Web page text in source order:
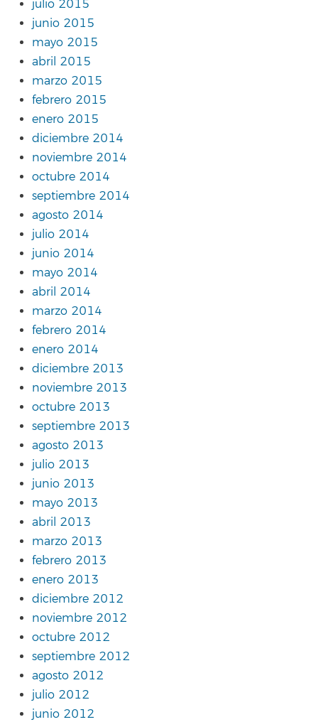
julio 2015
junio 2015
mayo 2015
abril 2015
marzo 2015
febrero 2015
enero 2015
diciembre 2014
noviembre 2014
octubre 2014
septiembre 2014
agosto 2014
julio 2014
junio 2014
mayo 2014
abril 2014
marzo 2014
febrero 2014
enero 2014
diciembre 2013
noviembre 2013
octubre 2013
septiembre 2013
agosto 2013
julio 2013
junio 2013
mayo 2013
abril 2013
marzo 2013
febrero 2013
enero 2013
diciembre 2012
noviembre 2012
octubre 2012
septiembre 2012
agosto 2012
julio 2012
junio 2012